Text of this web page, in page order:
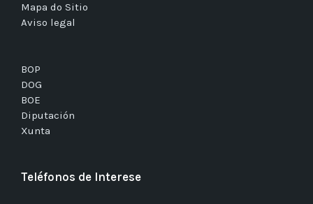
Mapa do Sitio
Aviso legal
BOP
DOG
BOE
Diputación
Xunta
Teléfonos de Interese